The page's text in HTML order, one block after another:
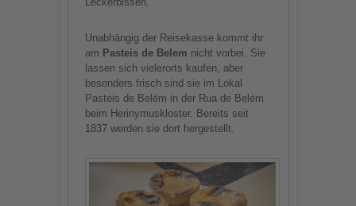
Unabhängig der Reisekasse kommt ihr
am Pasteis de Belem nicht vorbei. Sie
lassen sich vielerorts kaufen, aber
besonders frisch sind sie im Lokal
Pasteis de Belém in der Rua de Belém
beim Herinymuskloster. Bereits seit
1837 werden sie dort hergestellt.